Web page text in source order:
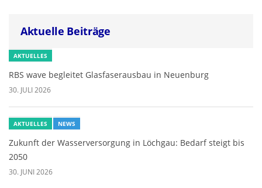
Aktuelle Beiträge
AKTUELLES
RBS wave begleitet Glasfaserausbau in Neuenburg
30. JULI 2026
AKTUELLES NEWS
Zukunft der Wasserversorgung in Löchgau: Bedarf steigt bis
2050
30. JUNI 2026